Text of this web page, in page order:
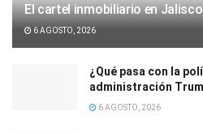
El cartel inmobiliario en Jalisco
6 AGOSTO, 2026
¿Qué pasa con la
administración
6 AGOSTO, 2026